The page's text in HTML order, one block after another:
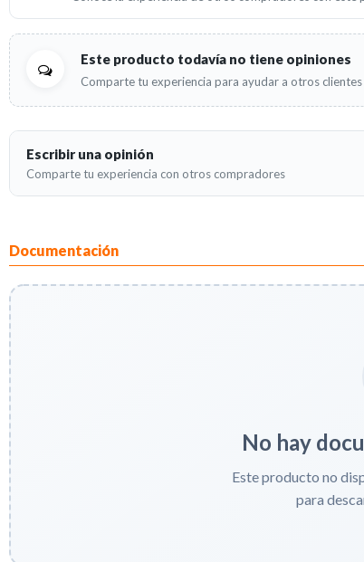
Este producto todavía no tiene opiniones
Comparte tu experiencia para ayudar a otros
Escribir una opinión
Comparte tu experiencia con otros compradores
Documentación
No hay
Este producto no
para